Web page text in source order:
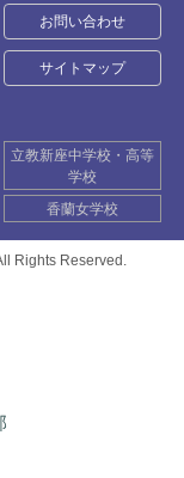
お問い合わせ
サイトマップ
立教新座中学校・高等
学校
香蘭女学校
Rights Reserved.